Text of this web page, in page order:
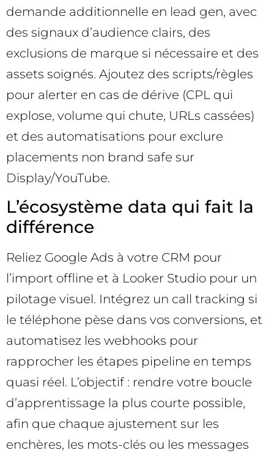
demande additionnelle en lead gen, avec
des signaux d’audience clairs, des
exclusions de marque si nécessaire et des
assets soignés. Ajoutez des scripts/règles
pour alerter en cas de dérive (CPL qui
explose, volume qui chute, URLs cassées)
et des automatisations pour exclure
placements non brand safe sur
Display/YouTube.
L’écosystème data qui fait la
différence
Reliez Google Ads à votre CRM pour
l’import offline et à Looker Studio pour un
pilotage visuel. Intégrez un call tracking si
le téléphone pèse dans vos conversions, et
automatisez les webhooks pour
rapprocher les étapes pipeline en temps
quasi réel. L’objectif : rendre votre boucle
d’apprentissage la plus courte possible,
afin que chaque ajustement sur les
enchères, les mots-clés ou les messages